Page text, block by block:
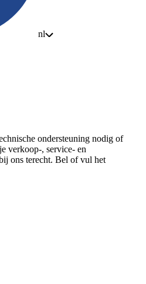
nl
ondersteuning nodig of
verkoop-, service- en
ons terecht. Bel of vul het